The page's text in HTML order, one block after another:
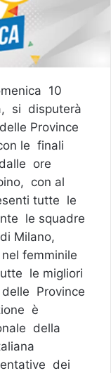
10
si disputerà
Province
le finali
ore
con al
tutte le
le squadre
Milano,
femminile
le migliori
Province
è
della
dei